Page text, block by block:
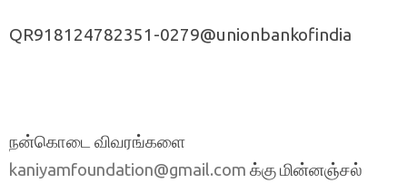
QR918124782351-0279@unionbankofindia
நன்கொடை விவரங்களை
kaniyamfoundation@gmail.com க்கு மின்னஞ்சல்